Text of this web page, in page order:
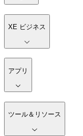
XE ビジネス
アプリ
ツール＆リソース